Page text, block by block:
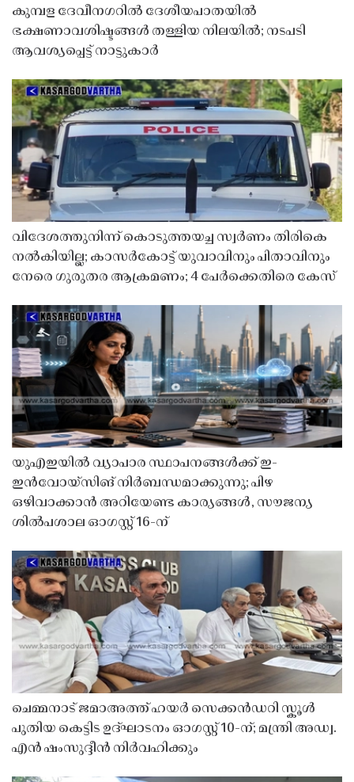
കുമ്പള ദേവീനഗറിൽ ദേശീയപാതയിൽ
ഭക്ഷണാവശിഷ്ടങ്ങൾ തള്ളിയ നിലയിൽ; നടപടി
ആവശ്യപ്പെട്ട് നാട്ടുകാർ
വിദേശത്തുനിന്ന് കൊടുത്തയച്ച സ്വർണം തിരികെ
നൽകിയില്ല; കാസർകോട്ട് യുവാവിനും പിതാവിനും
നേരെ ഗുരുതര ആക്രമണം; 4 പേർക്കെതിരെ കേസ്
യുഎഇയിൽ വ്യാപാര സ്ഥാപനങ്ങൾക്ക് ഇ-
ഇൻവോയ്സിങ് നിർബന്ധമാക്കുന്നു; പിഴ
ഒഴിവാക്കാൻ അറിയേണ്ട കാര്യങ്ങൾ, സൗജന്യ
ശിൽപശാല ഓഗസ്റ്റ് 16-ന്
ചെമ്മനാട് ജമാഅത്ത് ഹയർ സെക്കൻഡറി സ്കൂൾ
പുതിയ കെട്ടിട ഉദ്ഘാടനം ഓഗസ്റ്റ് 10-ന്; മന്ത്രി അഡ്വ.
എൻ ഷംസുദ്ദീൻ നിർവഹിക്കും